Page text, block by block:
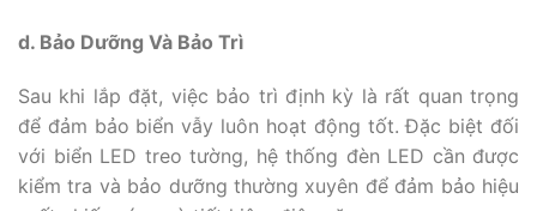
d. Bảo Dưỡng Và Bảo Trì
Sau khi lắp đặt, việc bảo trì định kỳ là rất quan trọng
để đảm bảo biển vẫy luôn hoạt động tốt. Đặc biệt đối
với biển LED treo tường, hệ thống đèn LED cần được
kiểm tra và bảo dưỡng thường xuyên để đảm bảo hiệu